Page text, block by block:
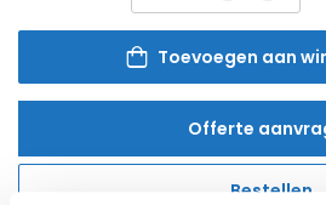
Toevoegen aan
Offerte
Bestellen